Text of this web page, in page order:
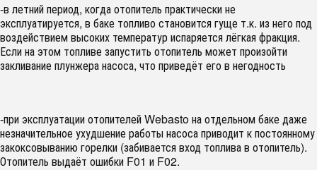
-в летний период, когда отопитель практически не
эксплуатируется, в баке топливо становится гуще т.к. из него под
воздействием высоких температур испаряется лёгкая фракция.
Если на этом топливе запустить отопитель может произойти
закливание плунжера насоса, что приведёт его в негодность
-при эксплуатации отопителей Webasto на отдельном баке даже
незначительное ухудшение работы насоса приводит к постоянному
закоксовыванию горелки (забивается вход топлива в отопитель).
Отопитель выдаёт ошибки F01 и F02.